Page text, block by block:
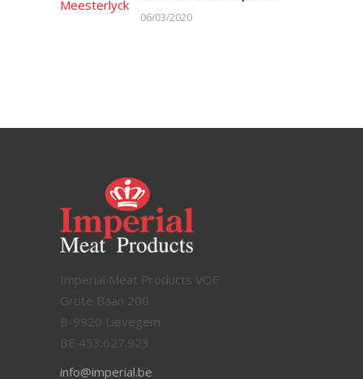
06/03/2020
Imperial Meat Products VOF
Grote Baan 200
B-9920 Lievegem
BE 453.627.923
info@imperial.be